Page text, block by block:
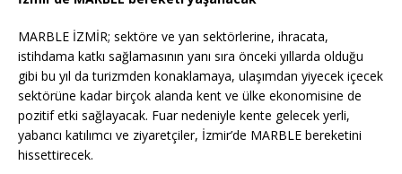
MARBLE İZMİR; sektöre ve yan sektörlerine, ihracata,
istihdama katkı sağlamasının yanı sıra önceki yıllarda olduğu
gibi bu yıl da turizmden konaklamaya, ulaşımdan yiyecek içecek
sektörüne kadar birçok alanda kent ve ülke ekonomisine de
pozitif etki sağlayacak. Fuar nedeniyle kente gelecek yerli,
yabancı katılımcı ve ziyaretçiler, İzmir’de MARBLE bereketini
hissettirecek.